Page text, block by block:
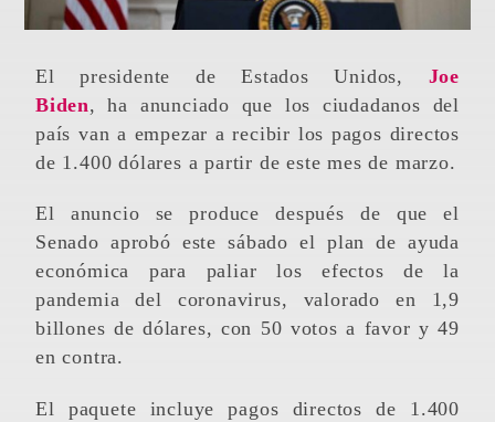
El presidente de Estados Unidos, Joe
Biden, ha anunciado que los ciudadanos del
país van a empezar a recibir los pagos directos
de 1.400 dólares a partir de este mes de marzo.
El anuncio se produce después de que el
Senado aprobó este sábado el plan de ayuda
económica para paliar los efectos de la
pandemia del coronavirus, valorado en 1,9
billones de dólares, con 50 votos a favor y 49
en contra.
El paquete incluye pagos directos de 1.400